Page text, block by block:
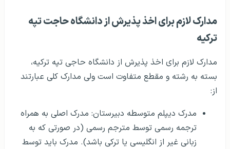
مدارک لازم برای اخذ پذیرش از دانشگاه حاجت تپه
ترکیه
مدارک لازم برای اخذ پذیرش از دانشگاه حاجی تپه ترکیه،
بسته به رشته و مقطع متفاوت است ولی مدارک کلی عبارتند
از:
مدرک دیپلم متوسطه دبیرستان: مدرک اصلی به همراه
ترجمه رسمی توسط مترجم رسمی (در صورتی که به
زبانی غیر از انگلیسی یا ترکی باشد). مدرک باید توسط